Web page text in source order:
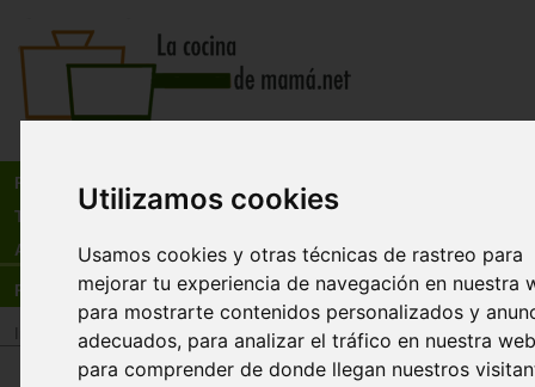
Utilizamos cookies
Usamos cookies y otras técnicas de rastreo para
mejorar tu experiencia de navegación en nuestra
para mostrarte contenidos personalizados y
adecuados, para analizar el tráfico en nuestra
para comprender de donde llegan nuestros
Recetas
Tienda
Actualidad
Registro
Actualidad